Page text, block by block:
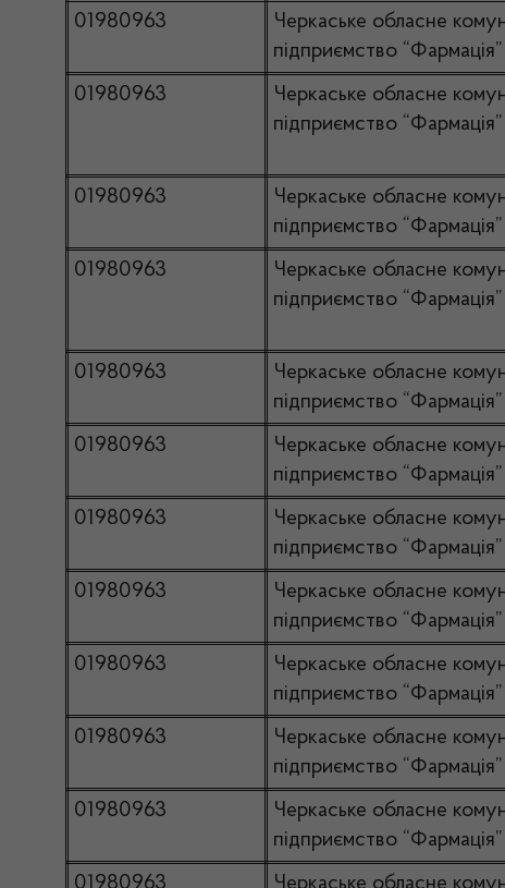
01980963
Черкаське обласне
підприємство “Фармація”
01980963
Черкаське обласне
підприємство “Фармація”
01980963
Черкаське обласне
підприємство “Фармація”
01980963
Черкаське обласне
підприємство “Фармація”
01980963
Черкаське обласне
підприємство “Фармація”
01980963
Черкаське обласне
підприємство “Фармація”
01980963
Черкаське обласне
підприємство “Фармація”
01980963
Черкаське обласне
підприємство “Фармація”
01980963
Черкаське обласне
підприємство “Фармація”
01980963
Черкаське обласне
підприємство “Фармація”
01980963
Черкаське обласне
підприємство “Фармація”
01980963
Черкаське обласне